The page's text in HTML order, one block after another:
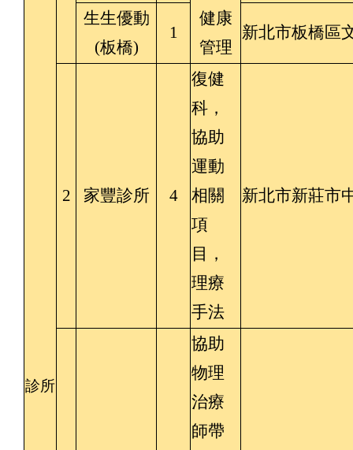
診所
健康
管理
生生優動
(板橋)
1 新北市板橋區
2 家豐診所 4
復健
科，
協助
運動
相關
項
目，
理療
手法
新北市新莊市
協助
物理
治療
師帶